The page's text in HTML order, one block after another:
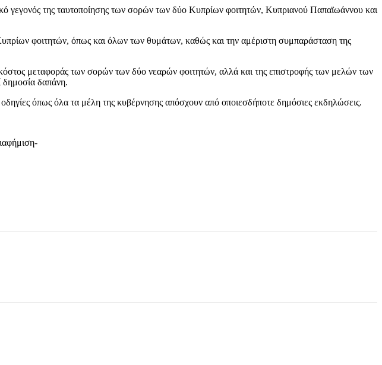
γεγονός της ταυτοποίησης των σορών των δύο Κυπρίων φοιτητών, Κυπριανού Παπαϊωάννου και
φοιτητών, όπως και όλων των θυμάτων, καθώς και την αμέριστη συμπαράσταση της
μεταφοράς των σορών των δύο νεαρών φοιτητών, αλλά και της επιστροφής των μελών των
δημοσία δαπάνη.
όπως όλα τα μέλη της κυβέρνησης απόσχουν από οποιεσδήποτε δημόσιες εκδηλώσεις.